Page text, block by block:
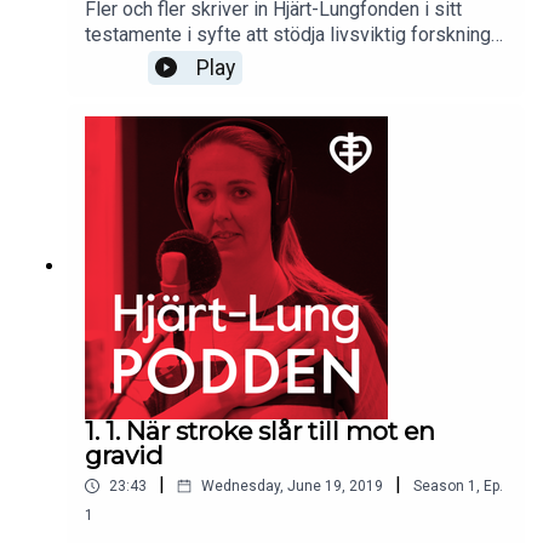
Fler och fler skriver in Hjärt-Lungfonden i sitt
testamente i syfte att stödja livsviktig forskning
för kommande generationer. Hjärt-LungPoddens
jurist Lena Krantz (verksam hos byrån Familjens
Jurist) resonerar tillsammans med
programledaren om situationer kring själva
testamenteskrivningen. Vem avgör om personen
som skriver är, eller har varit, för snurrig? Och
varför är en framtidsfullmakt är användbar?
Play
1. 1. När stroke slår till mot en
gravid
23:43 | Wednesday, June 19, 2019 | Season 1 , Ep.
1